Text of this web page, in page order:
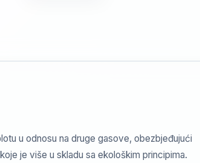
u odnosu na druge gasove, obezbjeđujući
je više u skladu sa ekološkim principima.